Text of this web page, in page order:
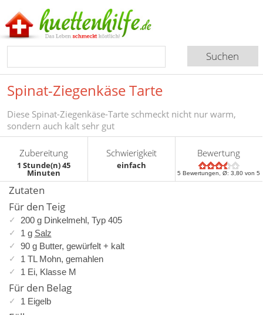
Spinat-Ziegenkäse Tarte
Diese Spinat-Ziegenkäse-Tarte schmeckt nicht nur warm,
sondern auch kalt sehr gut
Zubereitung
1 Stunde(n) 45
Minuten
Schwierigkeit
einfach
Bewertung
5 Bewertungen, Ø:3,80 von 5
Zutaten
Für den Teig
200 g Dinkelmehl, Typ 405
1 g Salz
90 g Butter, gewürfelt + kalt
1 TL Mohn, gemahlen
1 Ei, Klasse M
Für den Belag
1 Eigelb